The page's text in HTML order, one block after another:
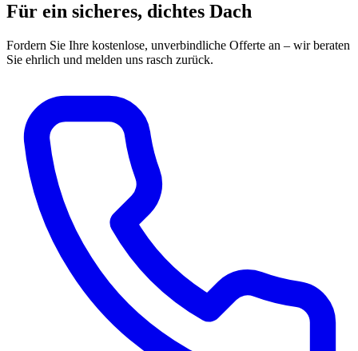
Für ein sicheres, dichtes Dach
Fordern Sie Ihre kostenlose, unverbindliche Offerte an – wir beraten
Sie ehrlich und melden uns rasch zurück.